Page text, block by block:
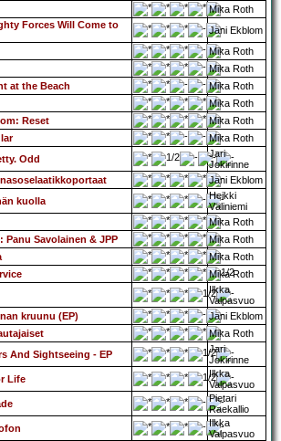
Mika Roth
Forces Will Come to
Jani Ekblom
Mika Roth
Mika Roth
at the Beach
Mika Roth
Mika Roth
Reset
Mika Roth
Mika Roth
Odd
Jari
Jokirinne
Jani Ekblom
kuolla
Heikki
Väliniemi
Mika Roth
Panu Savolainen & JPP
Mika Roth
Mika Roth
Mika Roth
Ilkka
Valpasvuo
kruunu (EP)
Jani Ekblom
Mika Roth
And Sightseeing - EP
Jari
Jokirinne
Life
Ilkka
Valpasvuo
Pietari
Raekallio
Ilkka
Valpasvuo